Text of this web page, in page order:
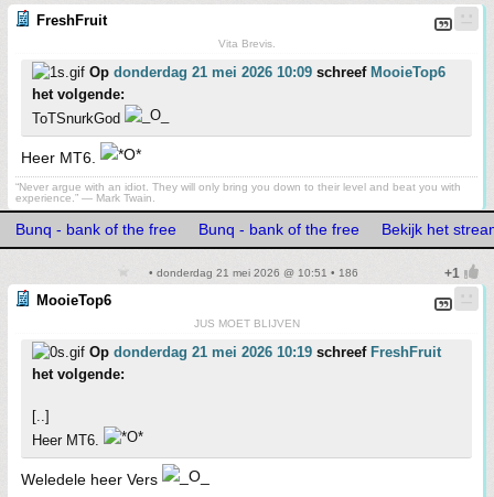
FreshFruit
Vita Brevis.
Op donderdag 21 mei 2026 10:09 schreef MooieTop6
het volgende:
ToTSnurkGod
Heer MT6.
“Never argue with an idiot. They will only bring you down to their level and beat you with
experience.” ― Mark Twain.
Bunq - bank of the free Bunq - bank of the free Bekijk het
• donderdag 21 mei 2026 @ 10:51 • 186
MooieTop6
JUS MOET BLIJVEN
Op donderdag 21 mei 2026 10:19 schreef FreshFruit
het volgende:
[..]
Heer MT6.
Weledele heer Vers